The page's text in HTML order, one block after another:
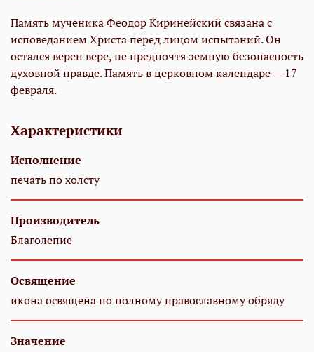
Память мученика Феодор Киринейский связана с
исповеданием Христа перед лицом испытаний. Он
остался верен вере, не предпочтя земную безопасность
духовной правде. Память в церковном календаре — 17
февраля.
Характеристики
Исполнение
печать по холсту
Производитель
Благолепие
Освящение
икона освящена по полному православному обряду
Значение